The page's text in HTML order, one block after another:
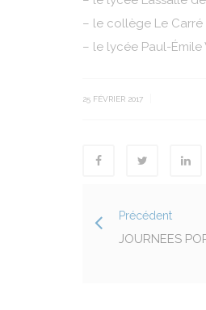
– le collège Le
– le lycée Paul-
25 FÉVRIER 2017
Précédent
JOURNEES